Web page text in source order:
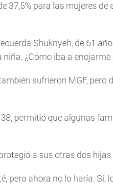
37,5% para las mujeres
Shukriyeh, de 61
niña. ¿Cómo iba a
sufrieron MGF,
permitió que algunas
a sus otras dos
pero ahora no lo haría. Sí,